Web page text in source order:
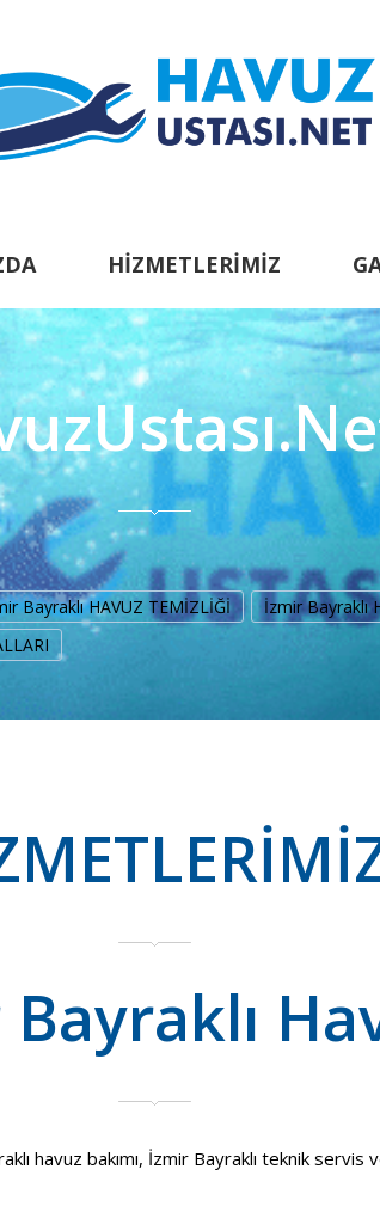
HIZMETLERIMIZ
Bayraklı HAVUZ TEMİZLİĞİ
İzmir Bayraklı
havuz bakımı, İzmir Bayraklı teknik servis